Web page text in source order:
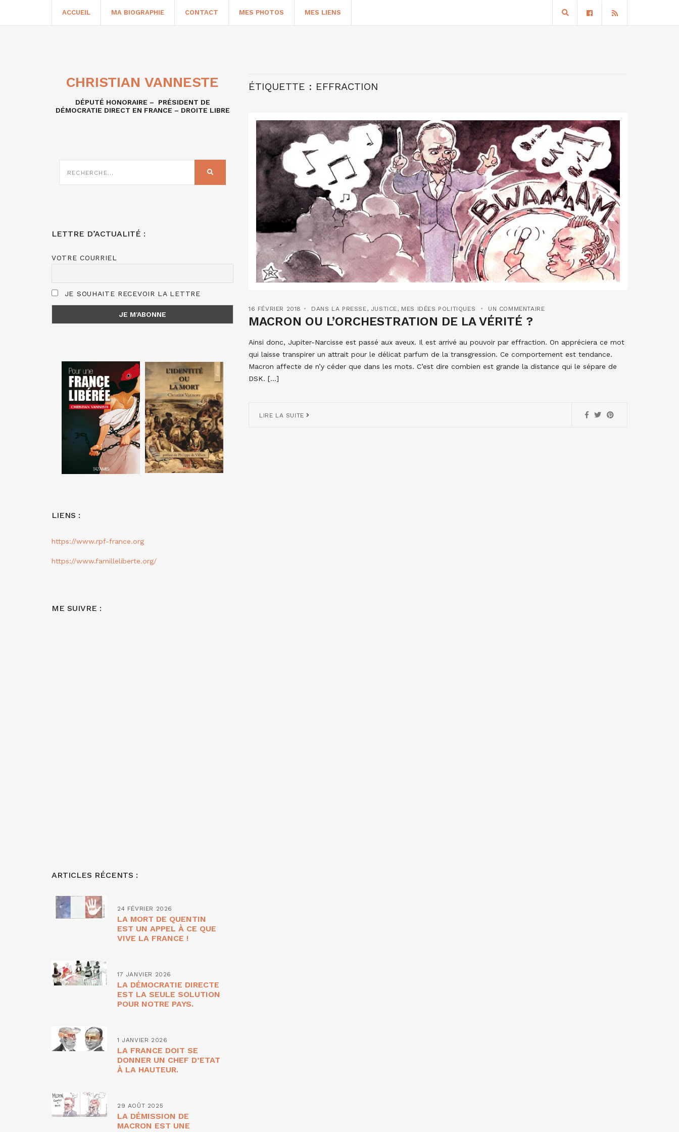
ACCUEIL MA BIOGRAPHIE CONTACT MES PHOTOS MES LIENS
ÉTIQUETTE : EFFRACTION
16 FÉVRIER 2018 DANS LA PRESSE, JUSTICE, MES IDÉES POLITIQUES UN COMMENTAIRE
MACRON OU L’ORCHESTRATION DE LA VÉRITÉ ?
Ainsi donc, Jupiter-Narcisse est passé aux aveux. Il est arrivé au pouvoir par effraction. On appréciera ce mot
qui laisse transpirer un attrait pour le délicat parfum de la transgression. Ce comportement est tendance.
Macron affecte de n’y céder que dans les mots. C’est dire combien est grande la distance qui le sépare de
DSK. […]
LIRE LA SUITE
CHRISTIAN VANNESTE
DÉPUTÉ HONORAIRE – PRÉSIDENT DE
DÉMOCRATIE DIRECT EN FRANCE – DROITE LIBRE
SUR
LETTRE D’ACTUALITÉ :
VOTRE COURRIEL
JE SOUHAITE RECEVOIR LA LETTRE
LIENS :
https://www.rpf-france.org
https://www.familleliberte.org/
ME SUIVRE :
ARTICLES RÉCENTS :
24 FÉVRIER 2026
LA MORT DE QUENTIN
EST UN APPEL À CE QUE
VIVE LA FRANCE !
17 JANVIER 2026
LA DÉMOCRATIE DIRECTE
EST LA SEULE SOLUTION
POUR NOTRE PAYS.
1 JANVIER 2026
LA FRANCE DOIT SE
DONNER UN CHEF D’ETAT
À LA HAUTEUR.
29 AOÛT 2025
LA DÉMISSION DE
MACRON EST UNE